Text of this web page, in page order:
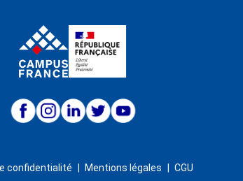
confidentialité Mentions légales CGU